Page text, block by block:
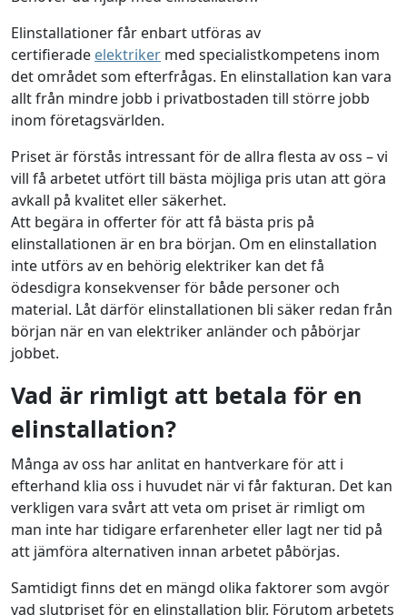
Elinstallationer får enbart utföras av
certifierade elektriker med specialistkompetens inom
det området som efterfrågas. En elinstallation kan vara
allt från mindre jobb i privatbostaden till större jobb
inom företagsvärlden.
Priset är förstås intressant för de allra flesta av oss – vi
vill få arbetet utfört till bästa möjliga pris utan att göra
avkall på kvalitet eller säkerhet.
Att begära in offerter för att få bästa pris på
elinstallationen är en bra början. Om en elinstallation
inte utförs av en behörig elektriker kan det få
ödesdigra konsekvenser för både personer och
material. Låt därför elinstallationen bli säker redan från
början när en van elektriker anländer och påbörjar
jobbet.
Vad är rimligt att betala för en
elinstallation?
Många av oss har anlitat en hantverkare för att i
efterhand klia oss i huvudet när vi får fakturan. Det kan
verkligen vara svårt att veta om priset är rimligt om
man inte har tidigare erfarenheter eller lagt ner tid på
att jämföra alternativen innan arbetet påbörjas.
Samtidigt finns det en mängd olika faktorer som avgör
vad slutpriset för en elinstallation blir. Förutom arbetets